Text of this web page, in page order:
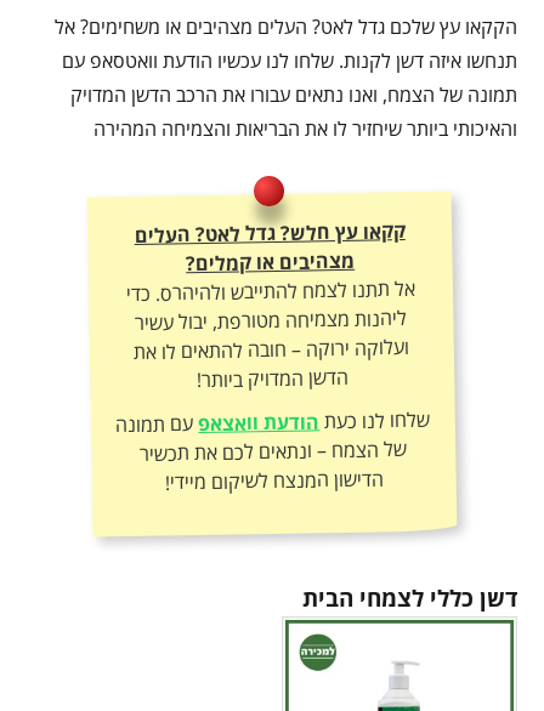
הקקאו עץ שלכם גדל לאט? העלים מצהיבים או משחימים? אל
תנחשו איזה דשן לקנות. שלחו לנו עכשיו הודעת וואטסאפ עם
תמונה של הצמח, ואנו נתאים עבורו את הרכב הדשן המדויק
והאיכותי ביותר שיחזיר לו את הבריאות והצמיחה המהירה
קקאו עץ חלש? גדל לאט? העלים
מצהיבים או קמלים?
אל תתנו לצמח להתייבש ולהיהרס. כדי
ליהנות מצמיחה מטורפת, יבול עשיר
ועלוקה ירוקה – חובה להתאים לו את
הדשן המדויק ביותר!
שלחו לנו כעתהודעת וואצאפעם תמונה
של הצמח – ונתאים לכם את תכשיר
הדישון המנצח לשיקום מיידי!
דשן כללי לצמחי הבית